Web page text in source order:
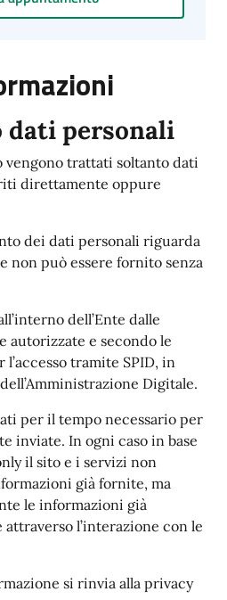
personali
trattati soltanto dati
direttamente oppure
dei dati personali riguarda
non può essere fornito senza
dell’Ente dalle
autorizzate e secondo le
tramite SPID, in
Digitale.
per il tempo necessario per
inviate. In ogni caso in base
il sito e i servizi non
già fornite, ma
le informazioni già
l’interazione con le
si rinvia alla privacy